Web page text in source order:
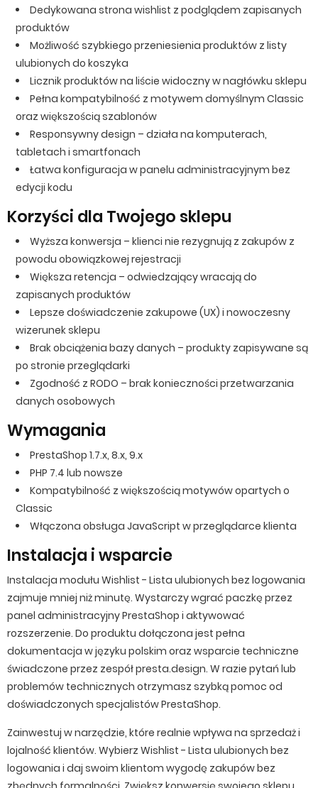
Dedykowana strona wishlist z podglądem zapisanych
produktów
Możliwość szybkiego przeniesienia produktów z listy
ulubionych do koszyka
Licznik produktów na liście widoczny w nagłówku sklepu
Pełna kompatybilność z motywem domyślnym Classic
oraz większością szablonów
Responsywny design – działa na komputerach,
tabletach i smartfonach
Łatwa konfiguracja w panelu administracyjnym bez
edycji kodu
Korzyści dla Twojego sklepu
Wyższa konwersja – klienci nie rezygnują z zakupów z
powodu obowiązkowej rejestracji
Większa retencja – odwiedzający wracają do
zapisanych produktów
Lepsze doświadczenie zakupowe (UX) i nowoczesny
wizerunek sklepu
Brak obciążenia bazy danych – produkty zapisywane są
po stronie przeglądarki
Zgodność z RODO – brak konieczności przetwarzania
danych osobowych
Wymagania
PrestaShop 1.7.x, 8.x, 9.x
PHP 7.4 lub nowsze
Kompatybilność z większością motywów opartych o
Classic
Włączona obsługa JavaScript w przeglądarce klienta
Instalacja i wsparcie
Instalacja modułu Wishlist - Lista ulubionych bez logowania
zajmuje mniej niż minutę. Wystarczy wgrać paczkę przez
panel administracyjny PrestaShop i aktywować
rozszerzenie. Do produktu dołączona jest pełna
dokumentacja w języku polskim oraz wsparcie techniczne
świadczone przez zespół presta.design. W razie pytań lub
problemów technicznych otrzymasz szybką pomoc od
doświadczonych specjalistów PrestaShop.
Zainwestuj w narzędzie, które realnie wpływa na sprzedaż i
lojalność klientów. Wybierz Wishlist - Lista ulubionych bez
logowania i daj swoim klientom wygodę zakupów bez